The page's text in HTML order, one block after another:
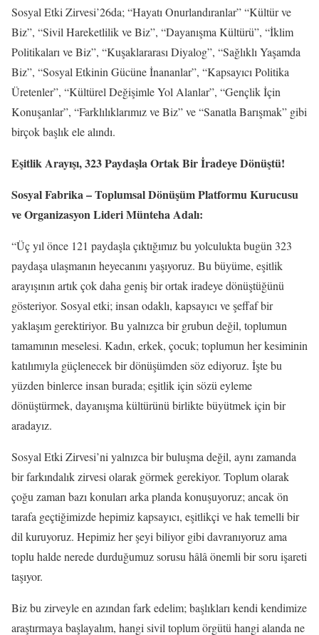
Sosyal Etki Zirvesi’26da; “Hayatı Onurlandıranlar” “Kültür ve
Biz”, “Sivil Hareketlilik ve Biz”, “Dayanışma Kültürü”, “İklim
Politikaları ve Biz”, “Kuşaklararası Diyalog”, “Sağlıklı Yaşamda
Biz”, “Sosyal Etkinin Gücüne İnananlar”, “Kapsayıcı Politika
Üretenler”, “Kültürel Değişimle Yol Alanlar”, “Gençlik İçin
Konuşanlar”, “Farklılıklarımız ve Biz” ve “Sanatla Barışmak” gibi
birçok başlık ele alındı.
Eşitlik Arayışı, 323 Paydaşla Ortak Bir İradeye Dönüştü!
Sosyal Fabrika – Toplumsal Dönüşüm Platformu Kurucusu
ve Organizasyon Lideri Münteha Adalı:
“Üç yıl önce 121 paydaşla çıktığımız bu yolculukta bugün 323
paydaşa ulaşmanın heyecanını yaşıyoruz. Bu büyüme, eşitlik
arayışının artık çok daha geniş bir ortak iradeye dönüştüğünü
gösteriyor. Sosyal etki; insan odaklı, kapsayıcı ve şeffaf bir
yaklaşım gerektiriyor. Bu yalnızca bir grubun değil, toplumun
tamamının meselesi. Kadın, erkek, çocuk; toplumun her kesiminin
katılımıyla güçlenecek bir dönüşümden söz ediyoruz. İşte bu
yüzden binlerce insan burada; eşitlik için sözü eyleme
dönüştürmek, dayanışma kültürünü birlikte büyütmek için bir
aradayız.
Sosyal Etki Zirvesi’ni yalnızca bir buluşma değil, aynı zamanda
bir farkındalık zirvesi olarak görmek gerekiyor. Toplum olarak
çoğu zaman bazı konuları arka planda konuşuyoruz; ancak ön
tarafa geçtiğimizde hepimiz kapsayıcı, eşitlikçi ve hak temelli bir
dil kuruyoruz. Hepimiz her şeyi biliyor gibi davranıyoruz ama
toplu halde nerede durduğumuz sorusu hâlâ önemli bir soru işareti
taşıyor.
Biz bu zirveyle en azından fark edelim; başlıkları kendi kendimize
araştırmaya başlayalım, hangi sivil toplum örgütü hangi alanda ne